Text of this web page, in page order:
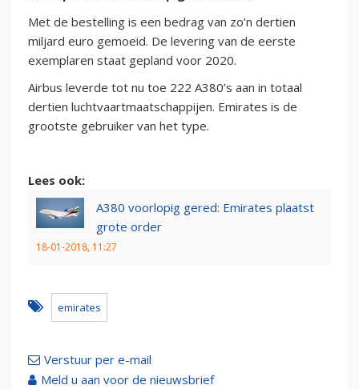
Met de bestelling is een bedrag van zo’n dertien
miljard euro gemoeid. De levering van de eerste
exemplaren staat gepland voor 2020.
Airbus leverde tot nu toe 222 A380’s aan in totaal
dertien luchtvaartmaatschappijen. Emirates is de
grootste gebruiker van het type.
Lees ook:
A380 voorlopig gered: Emirates plaatst
grote order
18-01-2018, 11:27
emirates
Verstuur per e-mail
Meld u aan voor de nieuwsbrief